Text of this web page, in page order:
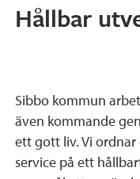
Hållbar
Sibbo kommun
även kommande
ett gott liv. Vi
service på ett